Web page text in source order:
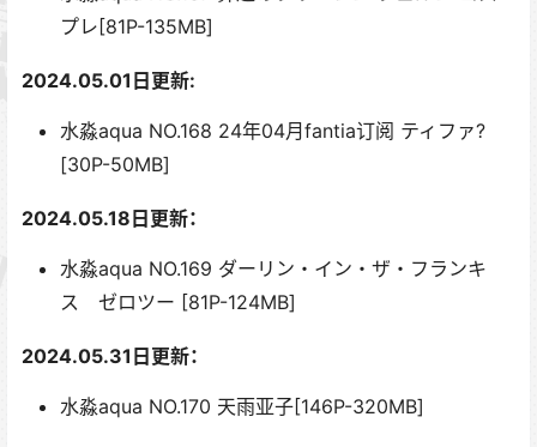
プレ[81P-135MB]
2024.05.01日更新:
水淼aqua NO.168 24年04月fantia订阅 ティファ?
[30P-50MB]
2024.05.18日更新：
水淼aqua NO.169 ダーリン・イン・ザ・フランキ
ス ゼロツー [81P-124MB]
2024.05.31日更新：
水淼aqua NO.170 天雨亚子[146P-320MB]